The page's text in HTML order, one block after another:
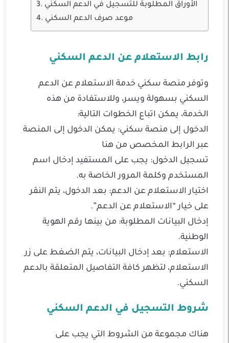
الأوراق المطلوبة للتسجيل في الدعم السكني
موعد صرف الدعم السكني
رابط الاستعلام عن الدعم السكني
وتوفر منصة سكني خدمة الاستعلام عن الدعم
السكني بسهولة ويسر، وللاستفادة من هذه
الخدمة، يمكن اتباع الخطوات التالية:
الدخول إلى منصة سكني: يمكن الدخول إلى المنصة
عبر الرابط المخصص من هنا
تسجيل الدخول: يجب على المستفيد إدخال اسم
المستخدم وكلمة المرور الخاصة به.
اختيار الاستعلام عن الدعم: بعد الدخول، يتم النقر
على خيار “الاستعلام عن الدعم”.
إدخال البيانات المطلوبة: من بينها رقم الهوية
الوطنية.
الاستعلام: بعد إدخال البيانات، يتم الضغط على زر
الاستعلام، لتظهر كافة التفاصيل المتعلقة بالدعم
السكني.
شروط التسجيل في الدعم السكني
هناك مجموعة من الشروط التي يجب على